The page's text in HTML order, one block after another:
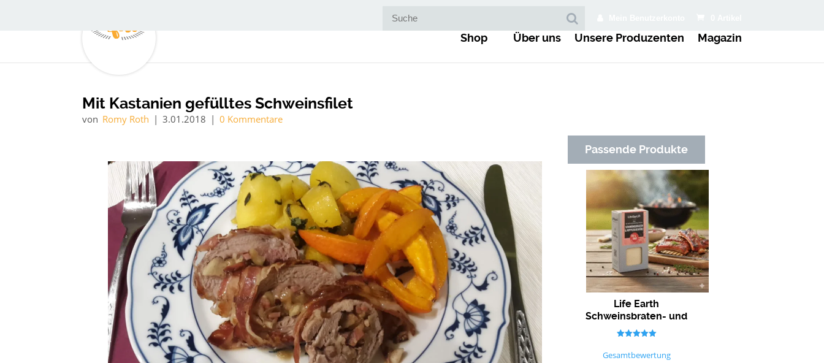
Shop Über uns Unsere Produzenten Magazin
Mit Kastanien gefülltes Schweinsfilet
von Romy Roth | 3.01.2018 | 0 Kommentare
Passende Produkte
Life Earth
Schweinsbraten- und
Ripperlgewürz – Bio
Gewürzmischung
5.00
von 5
Gesamtbewertung